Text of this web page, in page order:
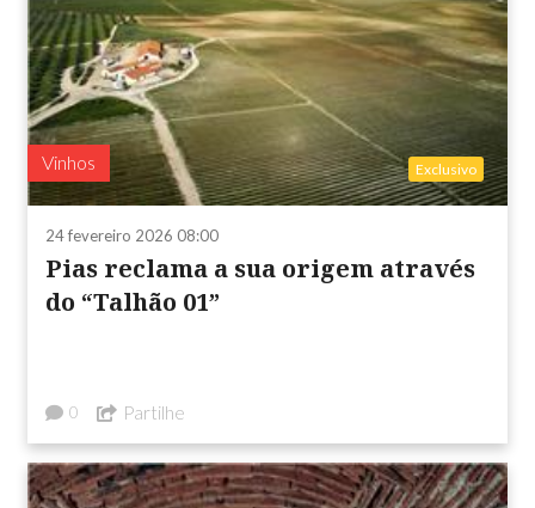
Vinhos Exclusivo
24 fevereiro 2026 08:00
Pias reclama a sua origem através
do “Talhão 01”
0 Partilhe